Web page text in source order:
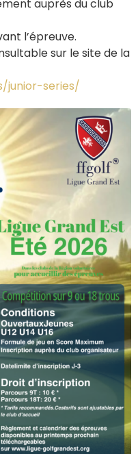
auprès du club
l’épreuve.
sur le site de la
junior-series/